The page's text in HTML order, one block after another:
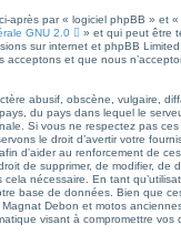
après par « logiciel phpBB » et
GNU 2.0
» et qui peut être
sur internet et phpBB
et que nous
abusif, obscène, vulgaire,
du pays dans lequel le
Si vous ne respectez pas
le droit d’avertir votre
d’aider au renforcement de
de supprimer, de modifier, de
nécessaire. En tant
base de données. Bien que
Debon et motos
visant à compromettre vos